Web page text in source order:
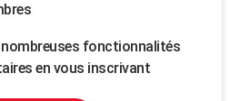
fonctionnalités
en vous inscrivant